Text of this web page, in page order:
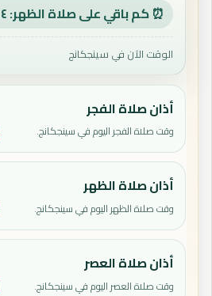
⏰ كم باقي على صلاة الظهر: ٠٠:٤٤:١٣
الوقت الآن في سينجكانج
أذان صلاة الفجر
وقت صلاة الفجر اليوم في سينجكانج.
أذان صلاة الظهر
وقت صلاة الظهر اليوم في سينجكانج.
أذان صلاة العصر
وقت صلاة العصر اليوم في سينجكانج.